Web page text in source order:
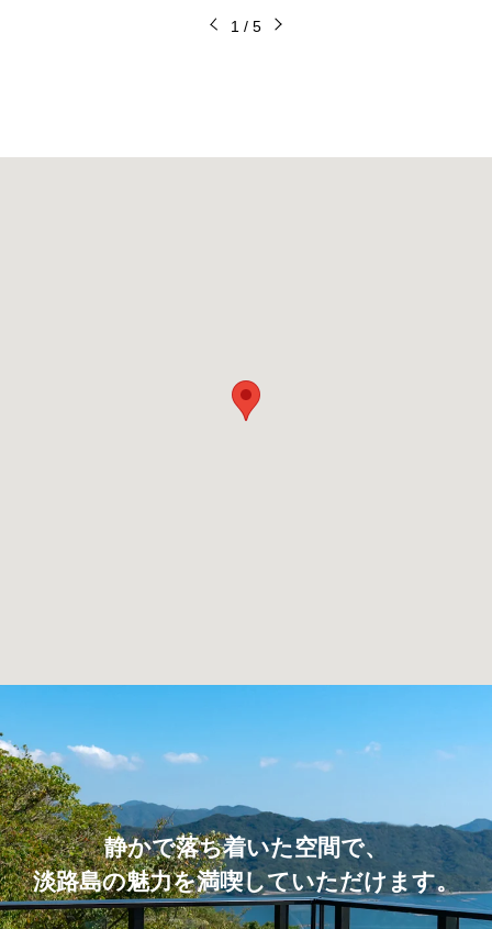
1 / 5
静かで落ち着いた空間で、
淡路島の魅力を満喫していただけます。